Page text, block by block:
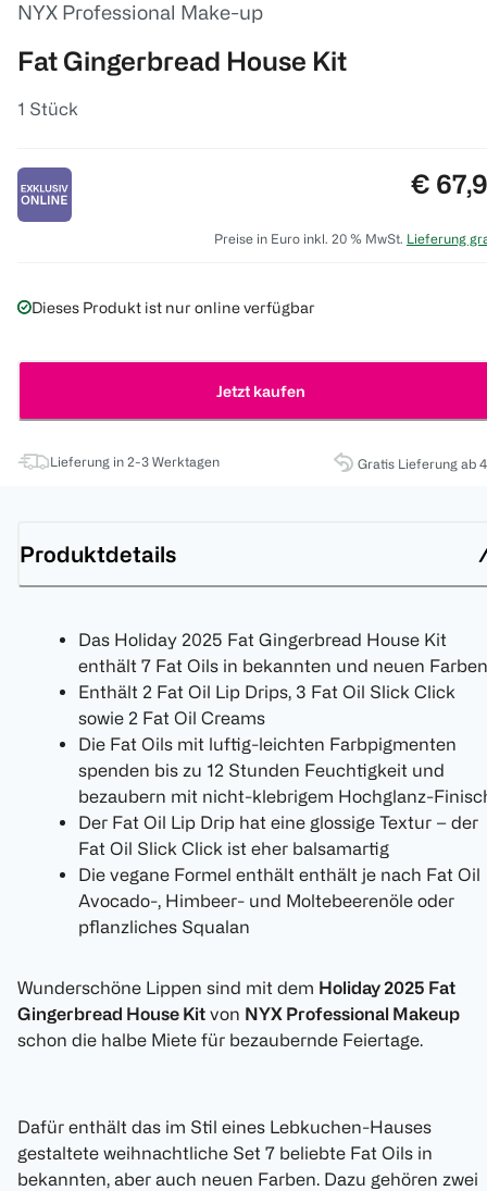
NYX Professional Make-up
Fat Gingerbread House Kit
1 Stück
Preis:
€
Preise in Euro inkl. 20 % MwSt. Lieferung
Dieses Produkt ist nur online verfügbar
Jetzt kaufen
Lieferung in 2-3 Werktagen Gratis Lieferung ab
Produktdetails
Das Holiday 2025 Fat Gingerbread House Kit
enthält 7 Fat Oils in bekannten und neuen Farben
Enthält 2 Fat Oil Lip Drips, 3 Fat Oil Slick Click
sowie 2 Fat Oil Creams
Die Fat Oils mit luftig-leichten Farbpigmenten
spenden bis zu 12 Stunden Feuchtigkeit und
bezaubern mit nicht-klebrigem Hochglanz-
Der Fat Oil Lip Drip hat eine glossige Textur – der
Fat Oil Slick Click ist eher balsamartig
Die vegane Formel enthält enthält je nach Fat Oil
Avocado-, Himbeer- und Moltebeerenöle oder
pflanzliches Squalan
Wunderschöne Lippen sind mit dem Holiday 2025 Fat
Gingerbread House Kit von NYX Professional Makeup
schon die halbe Miete für bezaubernde Feiertage.
Dafür enthält das im Stil eines Lebkuchen-Hauses
gestaltete weihnachtliche Set 7 beliebte Fat Oils in
bekannten, aber auch neuen Farben. Dazu gehören zwei